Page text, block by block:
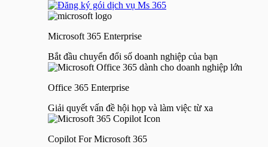
Microsoft 365 Enterprise
Bắt đầu chuyển đổi số doanh nghiệp của bạn
Office 365 Enterprise
Giải quyết vấn đề hội họp và làm việc từ xa
Copilot For Microsoft 365